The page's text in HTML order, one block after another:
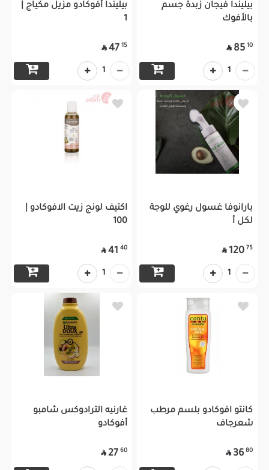
بيليندا فيجان زبدة جسم
بالأفوك
10
85

1
بيليندا أفوكادو مزيل مكياج |
1
15
47

1
بارانوفا غسول رغوي للوجة
لكل أ
75
120

1
اكتيف لونج زيت الافوكادو |
100
40
41

1
كانتو افوكادو بلسم مرطب
شعرجاف
80
36

غارنيه الترادوكس شامبو
أفوكادو
60
27
